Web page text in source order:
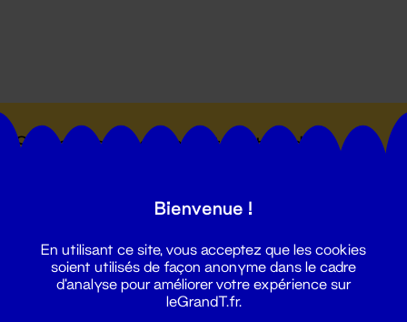
Suivez toutes les actualités du
Bienvenue !
En utilisant ce site, vous acceptez que les cookies
soient utilisés de façon anonyme dans le cadre
d'analyse pour améliorer votre expérience sur
leGrandT.fr.